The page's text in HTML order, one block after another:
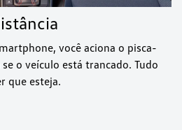
você aciona o pisca-
o veículo está trancado. Tudo
que esteja.